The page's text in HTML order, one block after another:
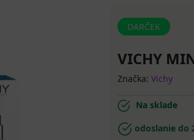
DARČEK
VICHY
Značka: Vichy
Na sklade
odoslanie do